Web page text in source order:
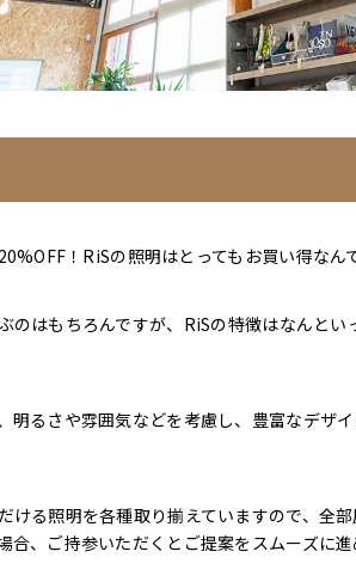
！RiSの照明はとってもお買い得なんで
のはもちろんですが、RiSの特徴はなんと
明るさや雰囲気などを考慮し、豊富なデザ
ける照明を各種取り揃えていますので、全
、ご持参いただくとご提案をスムーズに進